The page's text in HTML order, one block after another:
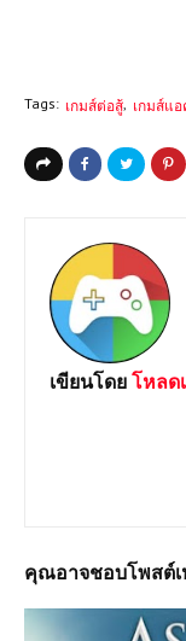
Tags: เกมส์ต่อสู้ เกมส์แ
เขียนโดย โหลด
คุณอาจชอบโพสต์